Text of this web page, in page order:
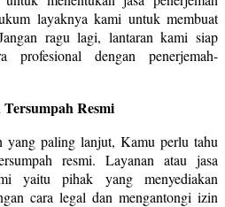
layaknya kami untuk membuat
ragu lagi, lantaran kami siap
dengan penerjemah-
Resmi
yang paling lanjut, Kamu perlu tahu
resmi. Layanan atau jasa
yaitu pihak yang menyediakan
cara legal dan mengantongi izin